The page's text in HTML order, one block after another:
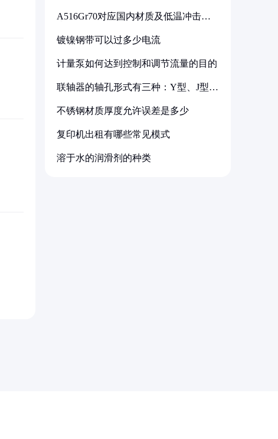
A516Gr70对应国内材质及低温冲击要
镀镍钢带可以过多少电流
计量泵如何达到控制和调节流量的目的
联轴器的轴孔形式有三种：Y型、J型、
不锈钢材质厚度允许误差是多少
复印机出租有哪些常见模式
溶于水的润滑剂的种类